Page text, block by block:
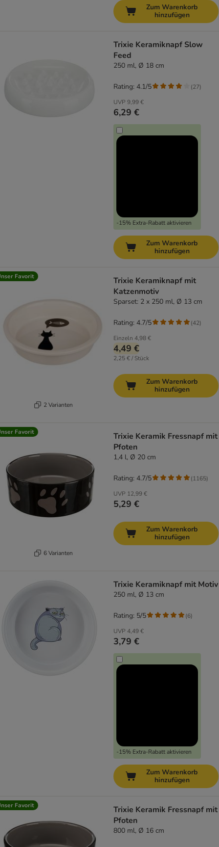
Zum Warenkorb
hinzufügen
Trixie Keramiknapf Slow
Feed
250 ml, Ø 18 cm
UVP 9,99 €
6,29 €
-15% Extra-Rabatt aktivieren
Rating: 4.1/5 (27)
Zum Warenkorb
hinzufügen
Favorit
2 Varianten
Trixie Keramiknapf mit
Katzenmotiv
Sparset: 2 x 250 ml, Ø 13 cm
Einzeln 4,98 €
4,49 €
2,25 € / Stück
Rating: 4.7/5 (42)
Zum Warenkorb
hinzufügen
Favorit
6 Varianten
Trixie Keramik Fressnapf mit
Pfoten
1,4 l, Ø 20 cm
UVP 12,99 €
5,29 €
Rating: 4.7/5 (1165)
Zum Warenkorb
hinzufügen
Trixie Keramiknapf mit Motiv
250 ml, Ø 13 cm
UVP 4,49 €
3,79 €
-15% Extra-Rabatt aktivieren
Rating: 5/5 (6)
Zum Warenkorb
hinzufügen
Favorit
Trixie Keramik Fressnapf mit
Pfoten
800 ml, Ø 16 cm